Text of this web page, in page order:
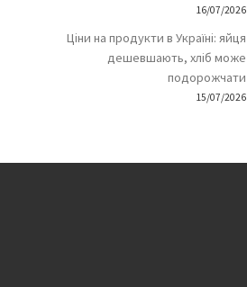
16/07/2026
Ціни на продукти в Україні: яйця
дешевшають, хліб може
подорожчати
15/07/2026